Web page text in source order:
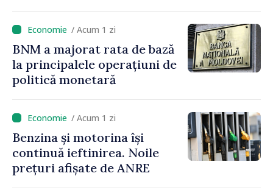
2027
/ Acum 1 zi
BNM a majorat rata de bază
la principalele operațiuni de
politică monetară
/ Acum 1 zi
Benzina și motorina își
continuă ieftinirea. Noile
prețuri afișate de ANRE